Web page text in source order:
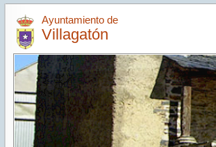
Ayuntamiento de
Villagatón